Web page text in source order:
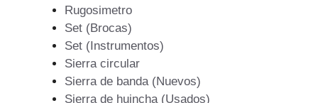
Rugosimetro
Set (Brocas)
Set (Instrumentos)
Sierra circular
Sierra de banda (Nuevos)
Sierra de huincha (Usados)